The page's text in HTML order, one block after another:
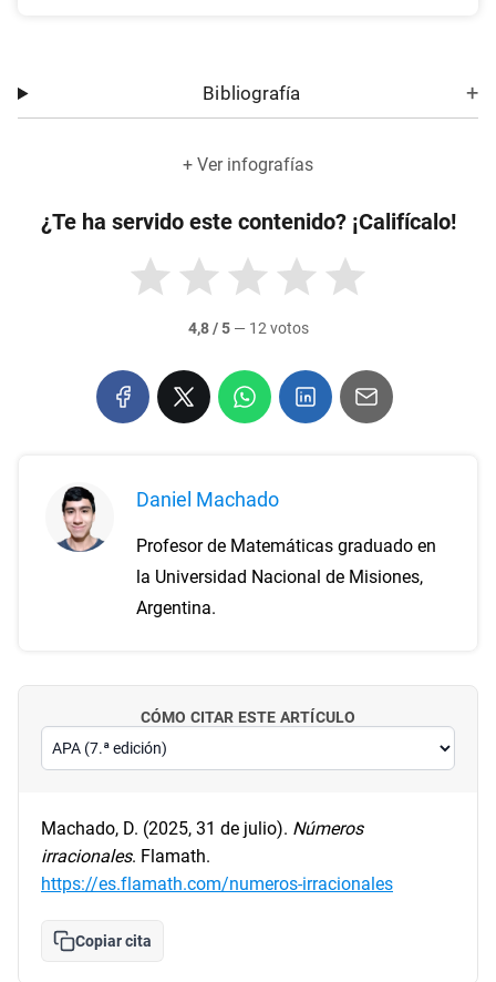
Bibliografía
+ Ver infografías
¿Te ha servido este contenido? ¡Califícalo!
4,8 / 5— 12 votos
Daniel Machado
Profesor de Matemáticas graduado en
la Universidad Nacional de Misiones,
Argentina.
CÓMO CITAR ESTE ARTÍCULO
Machado, D. (2025, 31 de julio). Números
irracionales. Flamath.
https://es.flamath.com/numeros-irracionales
Copiar cita